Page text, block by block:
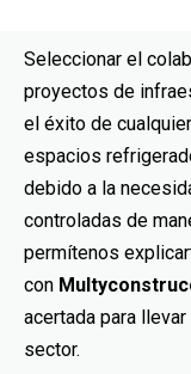
Seleccionar el
proyectos de
el éxito de
espacios
debido a la
controladas de
permítenos
con
acertada para
sector.